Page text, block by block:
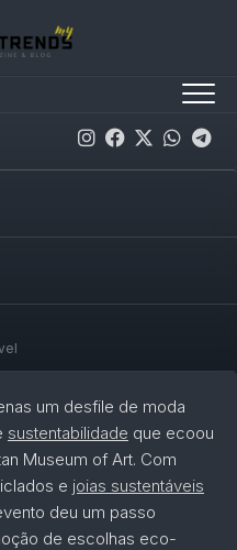
de
do Tapete
um desfile de moda
sustentabilidade que ecoou
Museum of Art. Com
e joias sustentáveis
deu um passo
de escolhas eco-